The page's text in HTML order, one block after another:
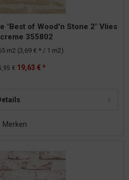
"Best of Wood'n Stone 2" Vlies
355802
m2 (3,69 € * / 1 m2)
€ 19,63 € *
Merken